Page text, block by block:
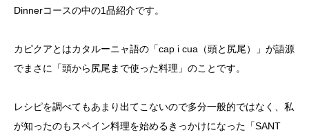
Dinnerコースの中の1品紹介です。
カピクアとはカタルーニャ語の「cap i cua（頭と尻尾）」が語源
でまさに「頭から尻尾まで使った料理」のことです。
レシピを調べてもあまり出てこないので多分一般的ではなく、私
が知ったのもスペイン料理を始めるきっかけになった「SANT